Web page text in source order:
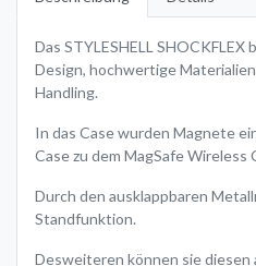
Das STYLESHELL
Design, hochwertige
Handling.
In das Case wurden Magnete
Case zu dem MagSafe Wireless
Durch den ausklappbaren
Standfunktion.
Desweiteren können sie diesen